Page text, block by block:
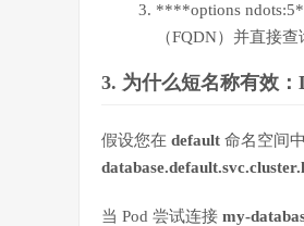
****options
（FQDN）并直接
3. 为什么短名称有效
假设您在 default 命名空间
当 Pod 尝试连接 my-